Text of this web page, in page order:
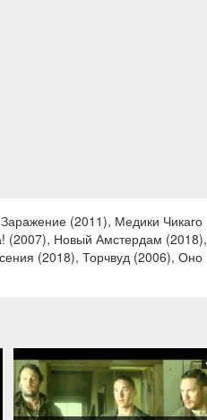
(2011), Медики Чикаго
(2007), Новый Амстердам (2018),
(2018), Торчвуд (2006), Оно